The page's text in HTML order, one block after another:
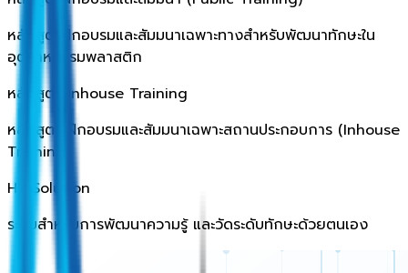
หลักสูตรฝึกอบรมและสัมมนาเฉพาะทางสำหรับพัฒนาทักษะใน
อุตสาหกรรมพลาสติก
หลักสูตร Inhouse Training
หลักสูตร ฝึกอบรมและสัมมนาเฉพาะสถานประกอบการ (Inhouse
Training)
HR Solution
ระบบสำหรับการพัฒนาความรู้ และวัดระดับทักษะด้วยตนเอง